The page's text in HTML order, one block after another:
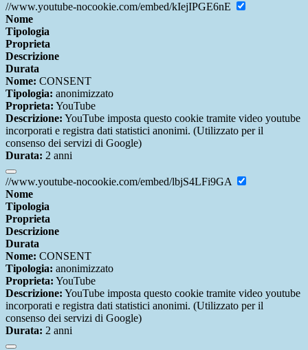
//www.youtube-nocookie.com/embed/kIejIPGE6nE
Nome
Tipologia
Proprieta
Descrizione
Durata
Nome: CONSENT
Tipologia: anonimizzato
Proprieta: YouTube
Descrizione: YouTube imposta questo cookie tramite video youtube
incorporati e registra dati statistici anonimi. (Utilizzato per il
consenso dei servizi di Google)
Durata: 2 anni
//www.youtube-nocookie.com/embed/lbjS4LFi9GA
Nome
Tipologia
Proprieta
Descrizione
Durata
Nome: CONSENT
Tipologia: anonimizzato
Proprieta: YouTube
Descrizione: YouTube imposta questo cookie tramite video youtube
incorporati e registra dati statistici anonimi. (Utilizzato per il
consenso dei servizi di Google)
Durata: 2 anni